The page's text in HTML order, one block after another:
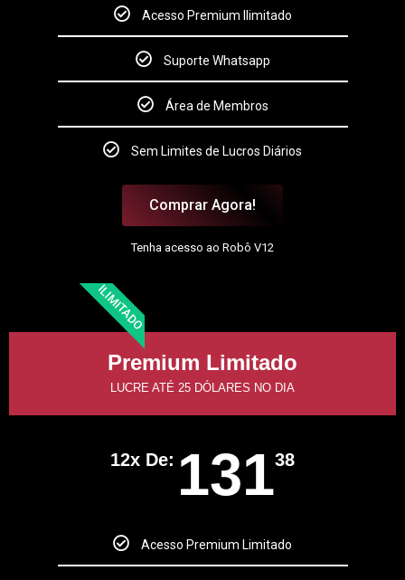
Acesso Premium Ilimitado
Suporte Whatsapp
Área de Membros
Sem Limites de Lucros Diários
Comprar Agora!
Tenha acesso ao Robô V12
ILIMITADO
Premium Limitado
LUCRE ATÉ 25 DÓLARES NO DIA
12x De: 13138
Acesso Premium Limitado